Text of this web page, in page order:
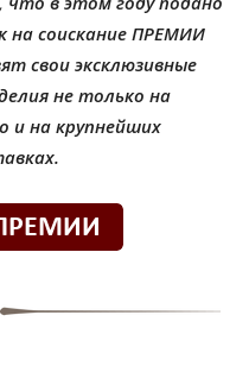
на соискание ПРЕМИИ
свои эксклюзивные
не только на
и на крупнейших